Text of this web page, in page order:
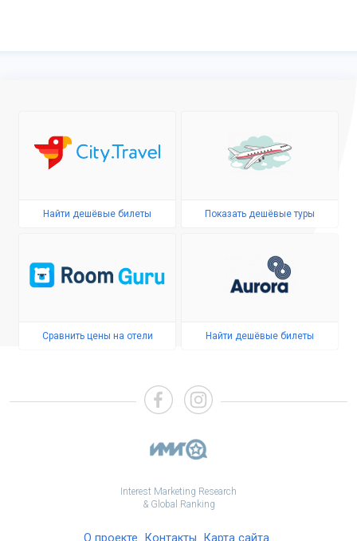
Найти дешёвые билеты Показать дешёвые туры
Сравнить цены на отели Найти дешёвые билеты
Interest Marketing Research
& Global Ranking
О проекте Контакты Карта сайта